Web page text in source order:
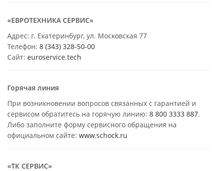
«ЕВРОТЕХНИКА СЕРВИС»
Адрес: г. Екатеринбург, ул. Московская 77
Телефон: 8 (343) 328-50-00
Сайт: euroservice.tech
Горячая линия
При возникновении вопросов связанных с гарантией и
сервисом обратитесь на горячую линию: 8 800 3333 887.
Либо заполните форму сервисного обращения на
официальном сайте: www.schock.ru
«ТК СЕРВИС»